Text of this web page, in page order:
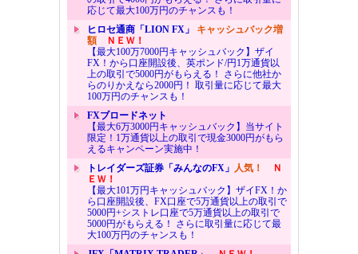
応じて最大100万円のチャンスも！
ヒロセ通商「LION FX」 キャッシュバック増
額ＮＥＷ！
【最大100万7000円キャッシュバック】ザイ
FX！から口座開設後、英ポンド/円1万通貨以
上の取引で5000円がもらえる！ さらに他社か
らのりかえなら2000円！ 取引量に応じて最大
100万円のチャンスも！
FXブロードネット
【最大6万3000円キャッシュバック】当サイト
限定！1万通貨以上の取引で現金3000円がもら
えるキャンペーン実施中！
トレイダーズ証券「みんなのFX」 人気！
Ｎ
ＥＷ！
【最大101万円キャッシュバック】ザイFX！か
ら口座開設後、FX口座で5万通貨以上の取引で
5000円+シストレ口座で5万通貨以上の取引で
5000円がもらえる！ さらに取引量に応じて最
大100万円のチャンスも！